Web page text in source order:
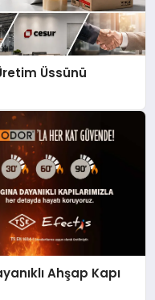
Üssünü
Ahşap Kapı